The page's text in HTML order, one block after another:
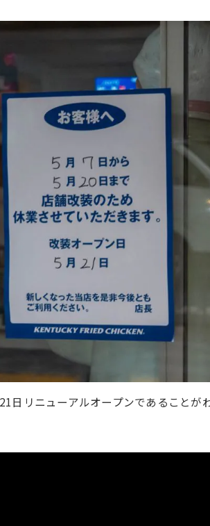
日リニューアルオープンであることがわ